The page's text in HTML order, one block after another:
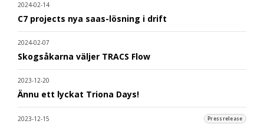
2024-02-14
C7 projects nya saas-lösning i drift
2024-02-07
Skogsåkarna väljer TRACS Flow
2023-12-20
Ännu ett lyckat Triona Days!
2023-12-15 Pressrelease